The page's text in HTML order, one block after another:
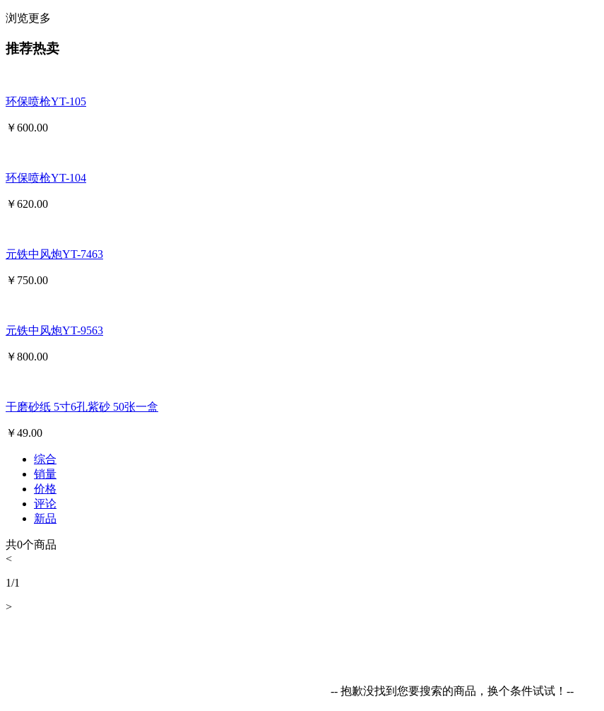
浏览更多
推荐热卖
环保喷枪YT-105
￥600.00
环保喷枪YT-104
￥620.00
元铁中风炮YT-7463
￥ 750.00
元铁中风炮YT-9563
￥800.00
干磨砂纸 5寸6孔紫砂 50张一盒
￥49.00
综合
销量
价格
评论
新品
共0个商品
<
1/1
>
-- 抱歉没找到您要搜索的商品，换个条件试试！--